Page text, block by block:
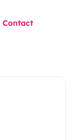
Contact